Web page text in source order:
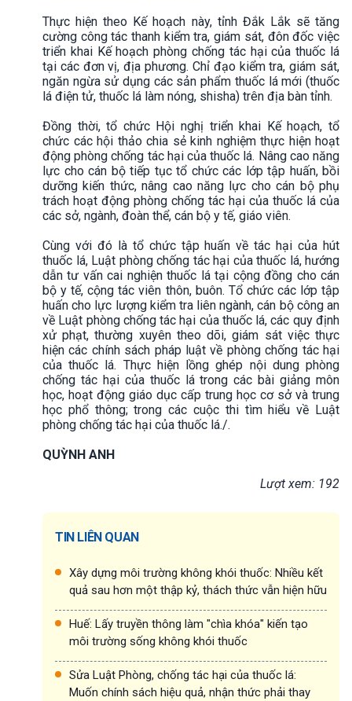
Thực hiện theo Kế hoạch này, tỉnh Đắk Lắk sẽ tăng
cường công tác thanh kiểm tra, giám sát, đôn đốc việc
triển khai Kế hoạch phòng chống tác hại của thuốc lá
tại các đơn vị, địa phương. Chỉ đạo kiểm tra, giám sát,
ngăn ngừa sử dụng các sản phẩm thuốc lá mới (thuốc
lá điện tử, thuốc lá làm nóng, shisha) trên địa bàn tỉnh.
Đồng thời, tổ chức Hội nghị triển khai Kế hoạch, tổ
chức các hội thảo chia sẻ kinh nghiệm thực hiện hoạt
động phòng chống tác hại của thuốc lá. Nâng cao năng
lực cho cán bộ tiếp tục tổ chức các lớp tập huấn, bồi
dưỡng kiến thức, nâng cao năng lực cho cán bộ phụ
trách hoạt động phòng chống tác hại của thuốc lá của
các sở, ngành, đoàn thể, cán bộ y tế, giáo viên.
Cùng với đó là tổ chức tập huấn về tác hại của hút
thuốc lá, Luật phòng chống tác hại của thuốc lá, hướng
dẫn tư vấn cai nghiện thuốc lá tại cộng đồng cho cán
bộ y tế, cộng tác viên thôn, buôn. Tổ chức các lớp tập
huấn cho lực lượng kiểm tra liên ngành, cán bộ công an
về Luật phòng chống tác hại của thuốc lá, các quy định
xử phạt, thường xuyên theo dõi, giám sát việc thực
hiện các chính sách pháp luật về phòng chống tác hại
của thuốc lá. Thực hiện lồng ghép nội dung phòng
chống tác hại của thuốc lá trong các bài giảng môn
học, hoạt động giáo dục cấp trung học cơ sở và trung
học phổ thông; trong các cuộc thi tìm hiểu về Luật
phòng chống tác hại của thuốc lá./.
QUỲNH ANH
Lượt xem: 192
TIN LIÊN QUAN
Xây dựng môi trường không khói thuốc: Nhiều kết
quả sau hơn một thập kỷ, thách thức vẫn hiện hữu
Huế: Lấy truyền thông làm "chìa khóa" kiến tạo
môi trường sống không khói thuốc
Sửa Luật Phòng, chống tác hại của thuốc lá:
Muốn chính sách hiệu quả, nhận thức phải thay